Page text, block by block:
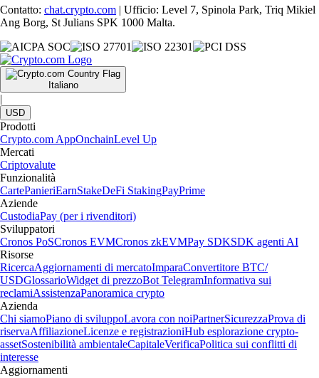
Contatto: chat.crypto.com | Ufficio: Level 7, Spinola Park, Triq Mikiel
Ang Borg, St Julians SPK 1000 Malta.
Italiano
|
USD
Prodotti
Crypto.com AppOnchainLevel Up
Mercati
Criptovalute
Funzionalità
CartePanieriEarnStakeDeFi StakingPayPrime
Aziende
CustodiaPay (per i rivenditori)
Sviluppatori
Cronos PoSCronos EVMCronos zkEVMPay SDKSDK agenti AI
Risorse
RicercaAggiornamenti di mercatoImparaConvertitore BTC/
USDGlossarioWidget di prezzoBot TelegramInformativa sui
reclamiAssistenzaPanoramica crypto
Azienda
Chi siamoPiano di sviluppoLavora con noiPartnerSicurezzaProva di
riservaAffiliazioneLicenze e registrazioniHub esplorazione crypto-
assetSostenibilità ambientaleCapitaleVerificaPolitica sui conflitti di
interesse
Aggiornamenti